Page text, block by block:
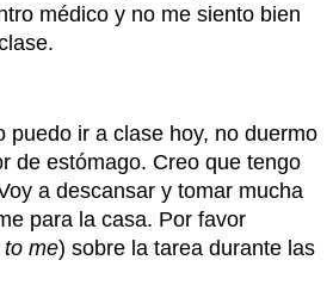
médico y no me siento bien
puedo ir a clase hoy, no duermo
de estómago. Creo que tengo
a descansar y tomar mucha
para la casa. Por favor
to me) sobre la tarea durante las